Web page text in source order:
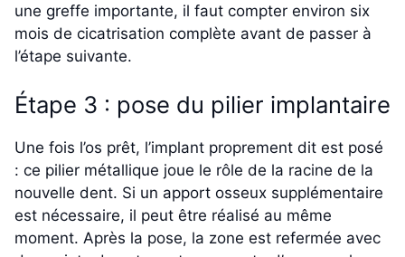
une greffe importante, il faut compter environ six
mois de cicatrisation complète avant de passer à
l’étape suivante.
Étape 3 : pose du pilier implantaire
Une fois l’os prêt, l’implant proprement dit est posé
: ce pilier métallique joue le rôle de la racine de la
nouvelle dent. Si un apport osseux supplémentaire
est nécessaire, il peut être réalisé au même
moment. Après la pose, la zone est refermée avec